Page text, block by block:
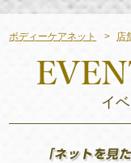
ボディーケアネット 店
イ